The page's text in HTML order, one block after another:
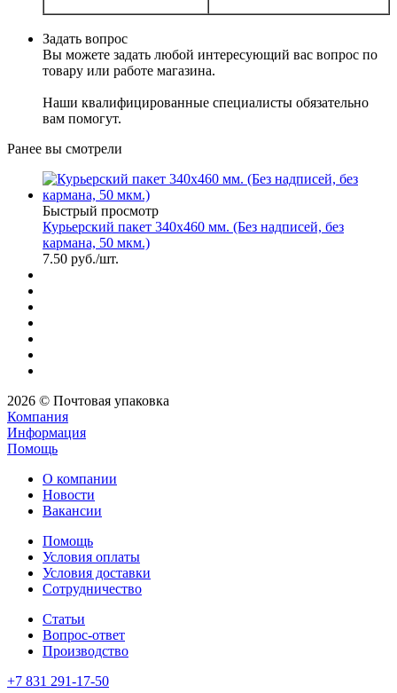
Задать вопрос
Вы можете задать любой интересующий вас вопрос по
товару или работе магазина.
Наши квалифицированные специалисты обязательно
вам помогут.
Ранее вы смотрели
Быстрый просмотр
Курьерский пакет 340х460 мм. (Без надписей, без
кармана, 50 мкм.)
7.50 руб./шт.
2026 © Почтовая упаковка
Компания
Информация
Помощь
О компании
Новости
Вакансии
Помощь
Условия оплаты
Условия доставки
Сотрудничество
Статьи
Вопрос-ответ
Производство
+7 831 291-17-50